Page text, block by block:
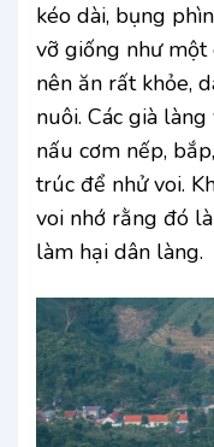
kéo dài, bụng
vỡ giống như một
nên ăn rất khỏe,
nuôi. Các già
nấu cơm nếp,
trúc để nhử voi.
voi nhớ rằng đó
làm hại dân làng.